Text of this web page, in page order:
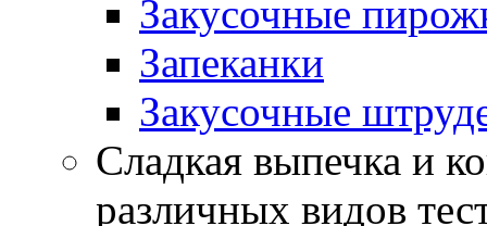
Закусочные
Запеканки
Закусочные
Сладкая выпечка и
различных видов